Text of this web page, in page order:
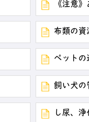
《注意
布類の資
ペットの
飼い犬の
し尿、